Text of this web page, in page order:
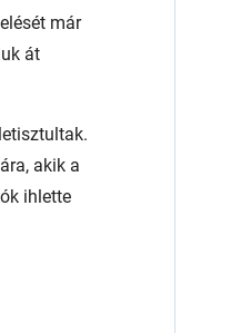
már
át
akik a
ihlette